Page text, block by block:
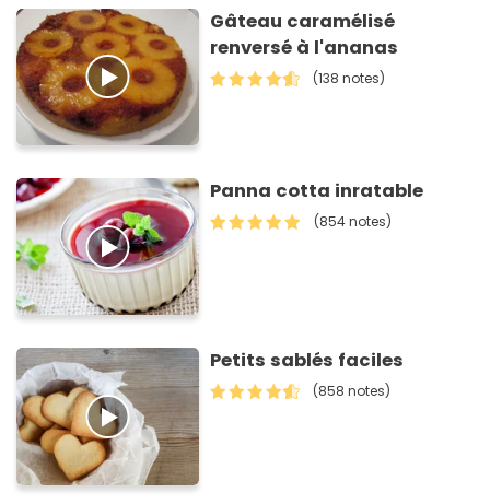
Gâteau caramélisé
renversé à l'ananas
(138 notes)
Panna cotta inratable
(854 notes)
Petits sablés faciles
(858 notes)